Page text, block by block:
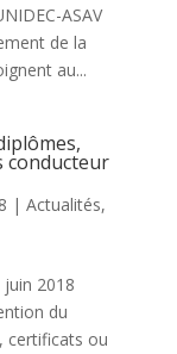
ASAV
de la
au...
conducteur
| Actualités,
juin 2018
du
certificats ou